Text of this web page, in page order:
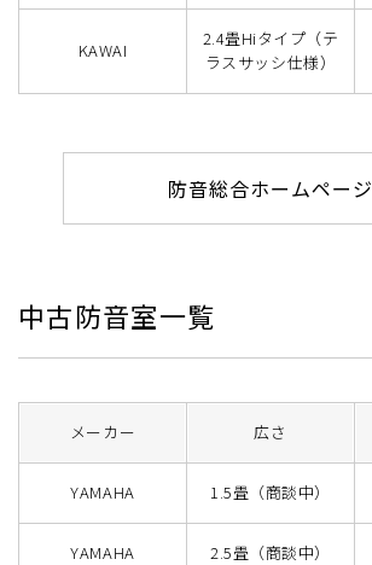
KAWAI
2.4畳Hiタイプ（テ
ラスサッシ仕様）
防音総合ホームページ
中古防音室一覧
メーカー 広さ
YAMAHA 1.5畳（商談中）
YAMAHA 2.5畳（商談中）